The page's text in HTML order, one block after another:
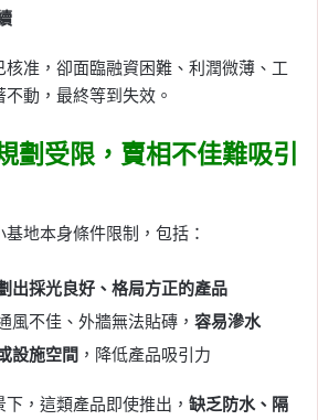
准，卻面臨融資困難、利潤微薄、工
動，最終等到失效。
劃受限，賣相不佳難吸引
地本身條件限制，包括：
出採光良好、格局方正的產品
風不佳、外牆無法貼磚， 容易滲水
設施空間 ，降低產品吸引力
，這類產品即使推出， 缺乏防水、隔